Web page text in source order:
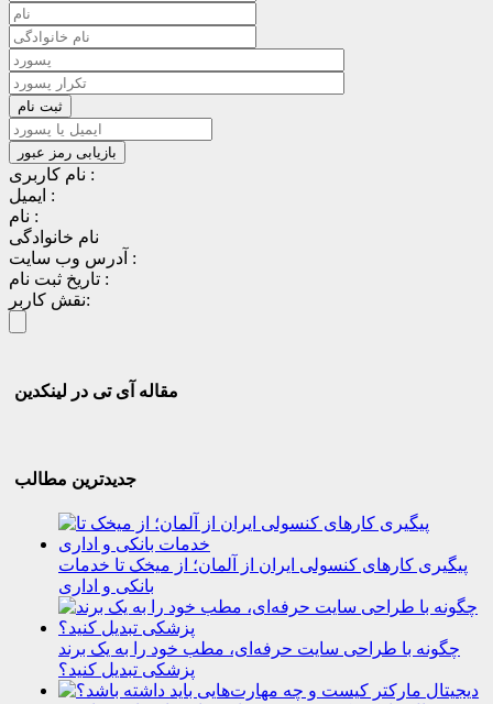
نام کاربری :
ایمیل :
نام :
نام خانوادگی
آدرس وب سایت :
تاریخ ثبت نام :
نقش کاربر:
مقاله آی تی در لینکدین
جدیدترین مطالب
پیگیری کارهای کنسولی ایران از آلمان؛ از میخک تا خدمات
بانکی و اداری
چگونه با طراحی سایت حرفه‌ای، مطب خود را به یک برند
پزشکی تبدیل کنید؟